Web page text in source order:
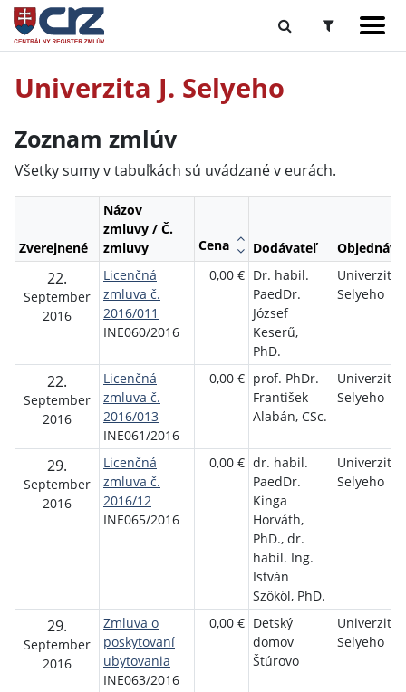
Univerzita J. Selyeho
Zoznam zmlúv
Všetky sumy v tabuľkách sú uvádzané v eurách.
Zverejnené
Názov
zmluvy / Č.
zmluvy
Cena Dodávateľ
22.
September
2016
Licenčná
zmluva č.
2016/011
INE060/2016
0,00 € Dr. habil.
PaedDr.
József
Keserű,
PhD.
Univerzita
Selyeho
22.
September
2016
Licenčná
zmluva č.
2016/013
INE061/2016
0,00 € prof. PhDr.
František
Alabán, CSc.
Univerzita
Selyeho
29.
September
2016
Licenčná
zmluva č.
2016/12
INE065/2016
0,00 € dr. habil.
PaedDr.
Kinga
Horváth,
PhD., dr.
habil. Ing.
István
Szőköl, PhD.
Univerzita
Selyeho
29.
September
2016
Zmluva o
poskytovaní
ubytovania
INE063/2016
0,00 € Detský
domov
Štúrovo
Univerzita
Selyeho